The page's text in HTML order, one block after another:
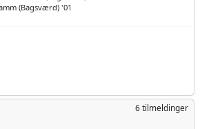
(Bagsværd) '01
6 tilmeldinger